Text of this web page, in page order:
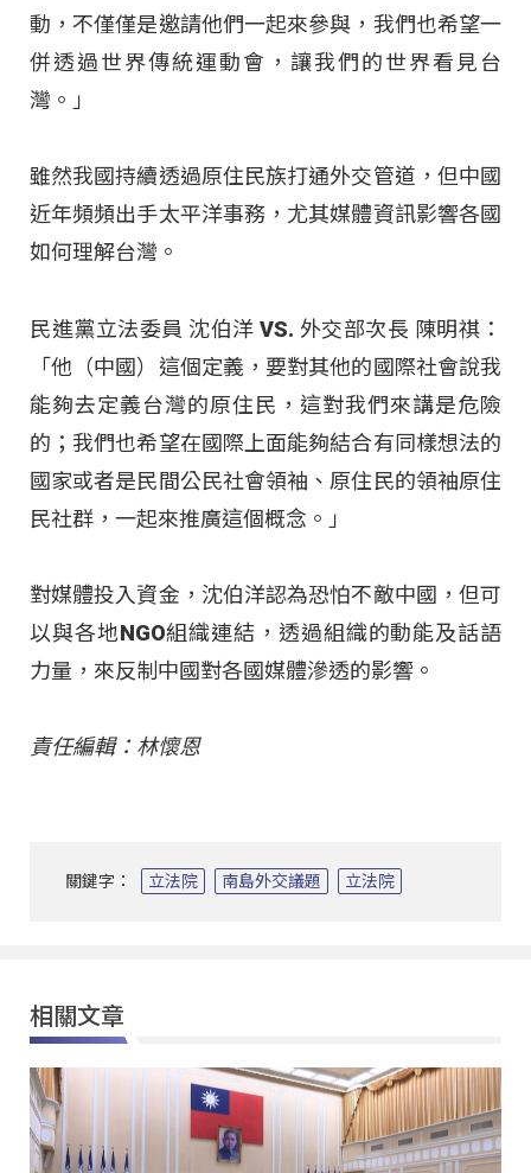
動，不僅僅是邀請他們一起來參與，我們也希望一
併透過世界傳統運動會，讓我們的世界看見台
灣。」
雖然我國持續透過原住民族打通外交管道，但中國
近年頻頻出手太平洋事務，尤其媒體資訊影響各國
如何理解台灣。
民進黨立法委員 沈伯洋 VS. 外交部次長 陳明祺：
「他（中國）這個定義，要對其他的國際社會說我
能夠去定義台灣的原住民，這對我們來講是危險
的；我們也希望在國際上面能夠結合有同樣想法的
國家或者是民間公民社會領袖、原住民的領袖原住
民社群，一起來推廣這個概念。」
對媒體投入資金，沈伯洋認為恐怕不敵中國，但可
以與各地NGO組織連結，透過組織的動能及話語
力量，來反制中國對各國媒體滲透的影響。
責任編輯：林懷恩
關鍵字： 立法院 南島外交議題 立法院
相關文章